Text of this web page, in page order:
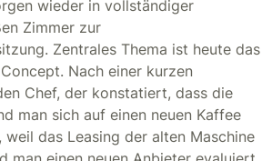
wieder in vollständiger
Zimmer zur
Zentrales Thema ist heute das
Nach einer kurzen
Chef, der konstatiert, dass die
man sich auf einen neuen Kaffee
weil das Leasing der alten Maschine